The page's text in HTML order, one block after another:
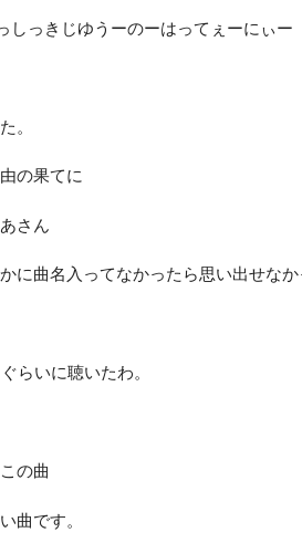
しっきじゆうーのーはってぇーにぃー
。
の果てに
さん
に曲名入ってなかったら思い出せな
らいに聴いたわ。
の曲
曲です。